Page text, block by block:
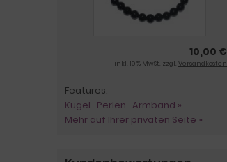
10,00 €
inkl. 19 % MwSt. zzgl. Versandkosten
Features:
Kugel- Perlen- Armband »
Mehr auf Ihrer privaten Seite »